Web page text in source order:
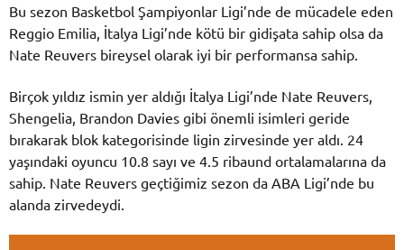
Bu sezon Basketbol Şampiyonlar Ligi’nde de mücadele eden
Reggio Emilia, İtalya Ligi’nde kötü bir gidişata sahip olsa da
Nate Reuvers bireysel olarak iyi bir performansa sahip.
Birçok yıldız ismin yer aldığı İtalya Ligi’nde Nate Reuvers,
Shengelia, Brandon Davies gibi önemli isimleri geride
bırakarak blok kategorisinde ligin zirvesinde yer aldı. 24
yaşındaki oyuncu 10.8 sayı ve 4.5 ribaund ortalamalarına da
sahip. Nate Reuvers geçtiğimiz sezon da ABA Ligi’nde bu
alanda zirvedeydi.